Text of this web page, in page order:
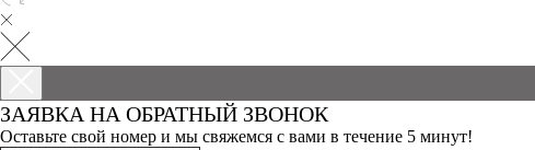
ЗАЯВКА НА ОБРАТНЫЙ ЗВОНОК
Оставьте свой номер и мы свяжемся с вами в течение 5 минут!